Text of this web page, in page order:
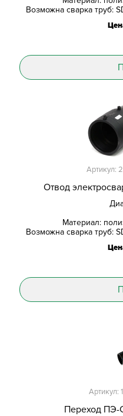
Возможна сварка труб:
Отвод
Материал:
Возможна сварка труб:
Артикул:
Переход ПЭ-
Артикул: